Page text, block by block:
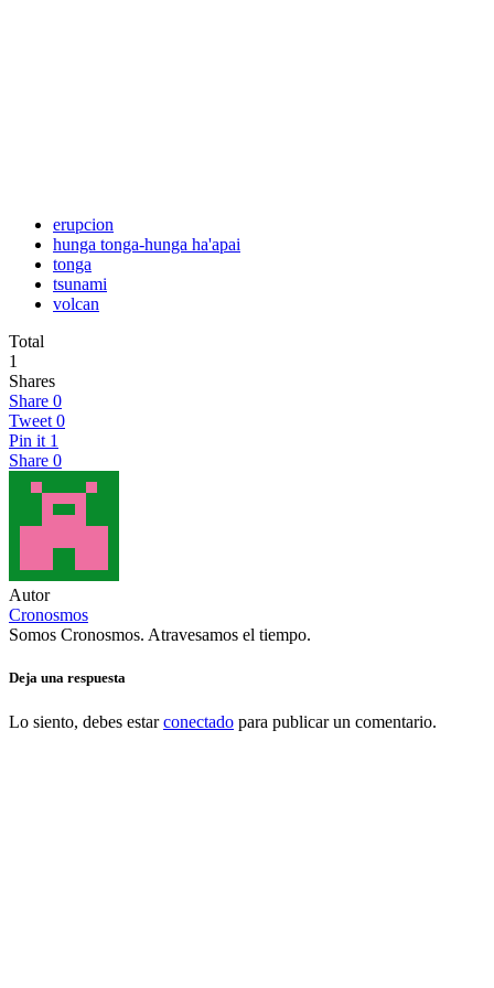
erupcion
hunga tonga-hunga ha'apai
tonga
tsunami
volcan
Total
1
Shares
Share 0
Tweet 0
Pin it 1
Share 0
Autor
Cronosmos
Somos Cronosmos. Atravesamos el tiempo.
Deja una respuesta
Lo siento, debes estarconectado para publicar un comentario.